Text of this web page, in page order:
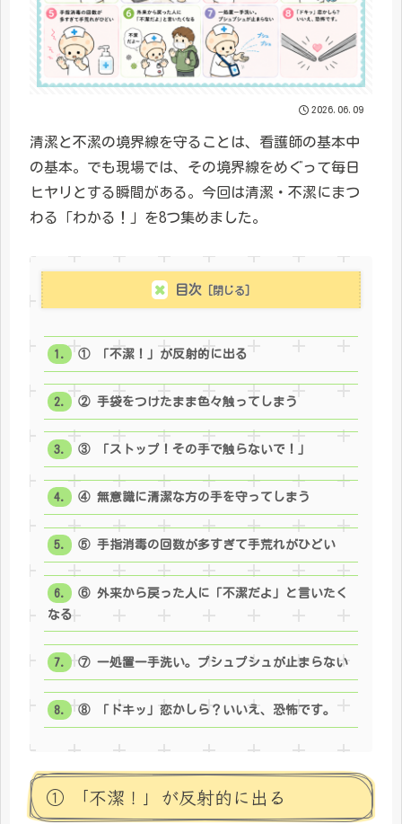
2026.06.09
清潔と不潔の境界線を守ることは、看護師の基本中
の基本。でも現場では、その境界線をめぐって毎日
ヒヤリとする瞬間がある。今回は清潔・不潔にまつ
わる「わかる！」を8つ集めました。
目次
① 「不潔！」が反射的に出る
② 手袋をつけたまま色々触ってしまう
③ 「ストップ！その手で触らないで！」
④ 無意識に清潔な方の手を守ってしまう
⑤ 手指消毒の回数が多すぎて手荒れがひどい
⑥ 外来から戻った人に「不潔だよ」と言いたく
なる
⑦ 一処置一手洗い。プシュプシュが止まらない
⑧ 「ドキッ」恋かしら？いいえ、恐怖です。
① 「不潔！」が反射的に出る